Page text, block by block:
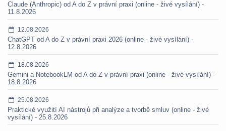
Claude (Anthropic) od A do Z v právní praxi (online - živé vysílání) -
11.8.2026
12.08.2026
ChatGPT od A do Z v právní praxi 2026 (online - živé vysílání) -
12.8.2026
18.08.2026
Gemini a NotebookLM od A do Z v právní praxi (online - živé vysílání) -
18.8.2026
25.08.2026
Praktické využití AI nástrojů při analýze a tvorbě smluv (online - živé
vysílání) - 25.8.2026